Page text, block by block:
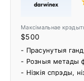
Максімальнае
$500
- Прасунутыя
- Розныя метады
- Нізкія спрэды,